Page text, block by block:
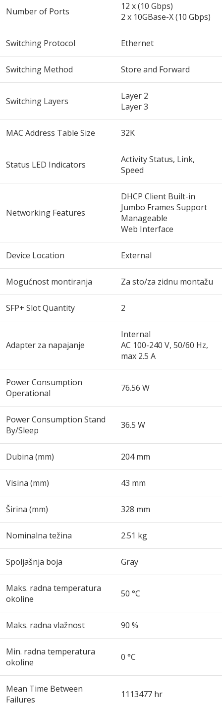
Number of Ports
12 x (10 Gbps)
2 x 10GBase-X (10 Gbps)
Switching Protocol Ethernet
Switching Method Store and Forward
Switching Layers
Layer 2
Layer 3
MAC Address Table Size 32K
Status LED Indicators
Activity Status, Link,
Speed
Networking Features
DHCP Client Built-in
Jumbo Frames Support
Manageable
Web Interface
Device Location External
Mogućnost montiranja Za sto/za zidnu montažu
SFP+ Slot Quantity 2
Adapter za napajanje
Internal
AC 100-240 V, 50/60 Hz,
max 2.5 A
Power Consumption
Operational
76.56 W
Power Consumption Stand
By/Sleep
36.5 W
Dubina (mm) 204 mm
Visina (mm) 43 mm
Širina (mm) 328 mm
Nominalna težina 2.51 kg
Spoljašnja boja Gray
Maks. radna temperatura
okoline
50 °C
Maks. radna vlažnost 90 %
Min. radna temperatura
okoline
0 °C
Mean Time Between
Failures
1113477 hr